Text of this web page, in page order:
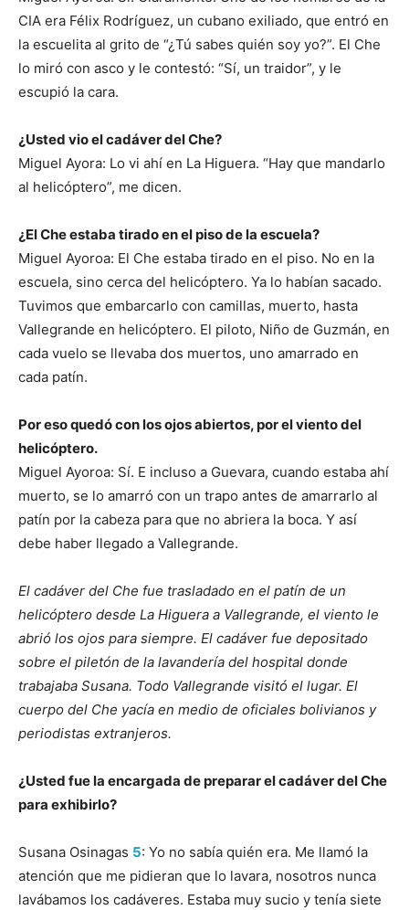
CIA era Félix Rodríguez, un cubano exiliado, que entró en
la escuelita al grito de “¿Tú sabes quién soy yo?”. El Che
lo miró con asco y le contestó: “Sí, un traidor”, y le
escupió la cara.
¿Usted vio el cadáver del Che?
Miguel Ayora: Lo vi ahí en La Higuera. “Hay que mandarlo
al helicóptero”, me dicen.
¿El Che estaba tirado en el piso de la escuela?
Miguel Ayoroa: El Che estaba tirado en el piso. No en la
escuela, sino cerca del helicóptero. Ya lo habían sacado.
Tuvimos que embarcarlo con camillas, muerto, hasta
Vallegrande en helicóptero. El piloto, Niño de Guzmán, en
cada vuelo se llevaba dos muertos, uno amarrado en
cada patín.
Por eso quedó con los ojos abiertos, por el viento del
helicóptero.
Miguel Ayoroa: Sí. E incluso a Guevara, cuando estaba ahí
muerto, se lo amarró con un trapo antes de amarrarlo al
patín por la cabeza para que no abriera la boca. Y así
debe haber llegado a Vallegrande.
El cadáver del Che fue trasladado en el patín de un
helicóptero desde La Higuera a Vallegrande, el viento le
abrió los ojos para siempre. El cadáver fue depositado
sobre el piletón de la lavandería del hospital donde
trabajaba Susana. Todo Vallegrande visitó el lugar. El
cuerpo del Che yacía en medio de oficiales bolivianos y
periodistas extranjeros.
¿Usted fue la encargada de preparar el cadáver del Che
para exhibirlo?
Susana Osinagas 5: Yo no sabía quién era. Me llamó la
atención que me pidieran que lo lavara, nosotros nunca
lavábamos los cadáveres. Estaba muy sucio y tenía siete